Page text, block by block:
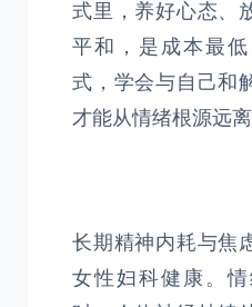
式里，养好心态、
平和，是成本最
式，学会与自己和
才能从情绪根源远
长期精神内耗与焦
女性妇科健康。